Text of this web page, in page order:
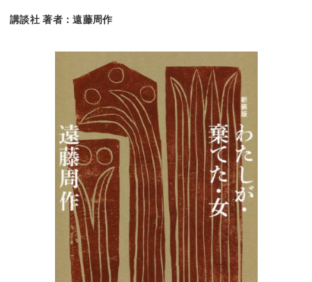
講談社 著者：遠藤周作